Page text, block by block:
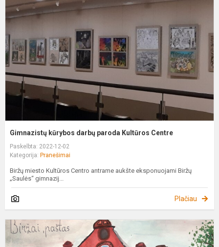
Gimnazistų kūrybos darbų paroda Kultūros Centre
Paskelbta: 2022-12-02
Kategorija: Pranešimai
Biržų miesto Kultūros Centro antrame aukšte eksponuojami Biržų
„Saulės“ gimnazij...
Plačiau